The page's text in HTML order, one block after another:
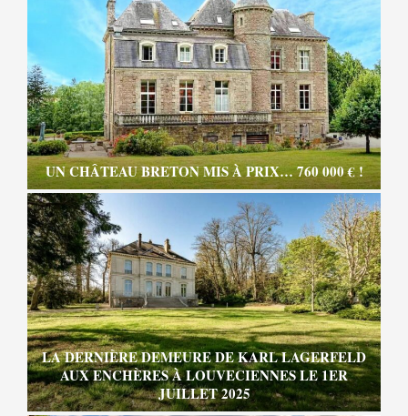
UN CHÂTEAU BRETON MIS À PRIX… 760 000 € !
LA DERNIÈRE DEMEURE DE KARL LAGERFELD
AUX ENCHÈRES À LOUVECIENNES LE 1ER
JUILLET 2025